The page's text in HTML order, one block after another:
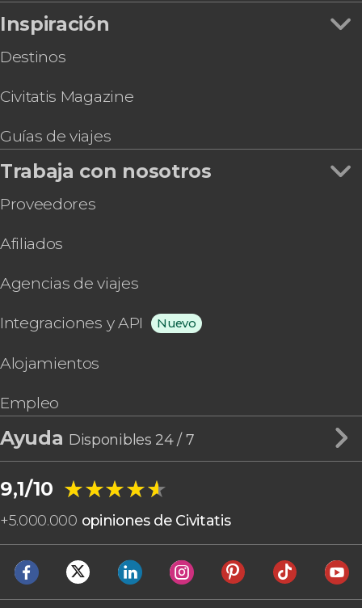
Inspiración
Destinos
Civitatis Magazine
Guías de viajes
Trabaja con nosotros
Proveedores
Afiliados
Agencias de viajes
Integraciones y API Nuevo
Alojamientos
Empleo
Ayuda Disponibles 24 / 7
9,1/10 ★★★★★
★★★★★
+5.000.000 opiniones de Civitatis